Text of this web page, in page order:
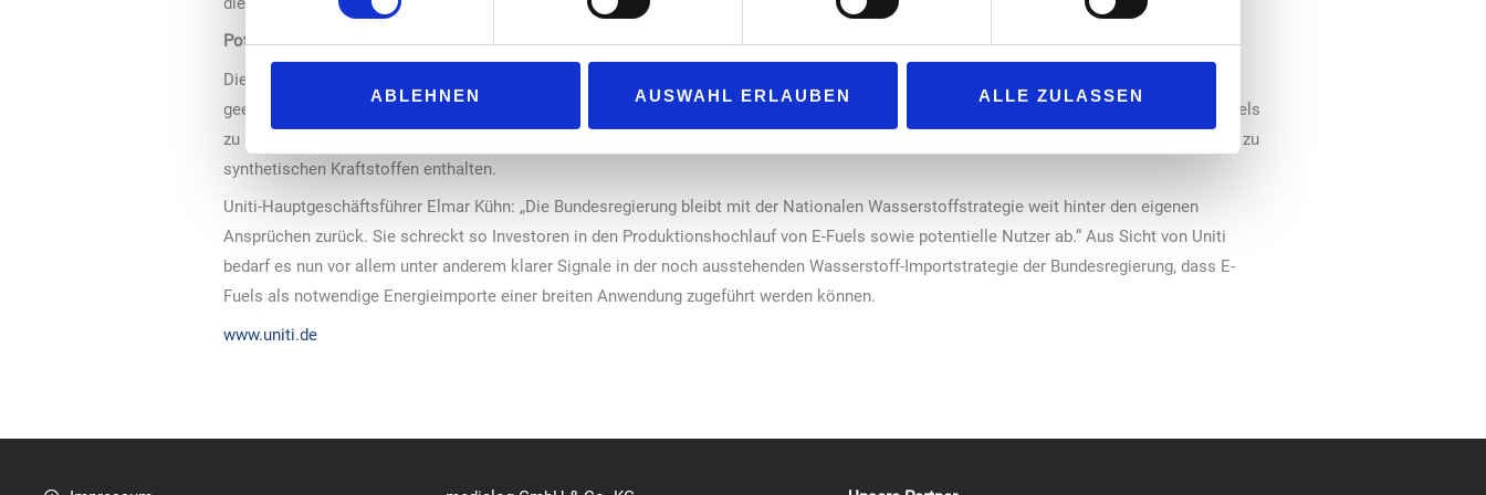
ABLEHNEN AUSWAHL ERLAUBEN ALLE ZULASSEN
Potential synthetischer Kraftstoffe nutzen
Die Ampelkoalition hatte sich im März in ihrem Modernisierungspaket für Klimaschutz und Planungsbeschleunigung eigentlich darauf
geeinigt, das Potential synthetischer Kraftstoffe verstärkt zu nutzen und Zulassungs-, Vertriebs- sowie Nutzungseinschränkungen von E-Fuels
zu identifizieren und abzubauen. Auch im Entwurf des Klimaschutzprogramms 2023 sind entsprechende Aussagen der Regierungskoalition zu
synthetischen Kraftstoffen enthalten.
Uniti-Hauptgeschäftsführer Elmar Kühn: „Die Bundesregierung bleibt mit der Nationalen Wasserstoffstrategie weit hinter den eigenen
Ansprüchen zurück. Sie schreckt so Investoren in den Produktionshochlauf von E-Fuels sowie potentielle Nutzer ab.“ Aus Sicht von Uniti
bedarf es nun vor allem unter anderem klarer Signale in der noch ausstehenden Wasserstoff-Importstrategie der Bundesregierung, dass E-
Fuels als notwendige Energieimporte einer breiten Anwendung zugeführt werden können.
www.uniti.de